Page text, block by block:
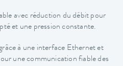
avec réduction du débit pour
et une pression constante.
à une interface Ethernet et
une communication fiable des